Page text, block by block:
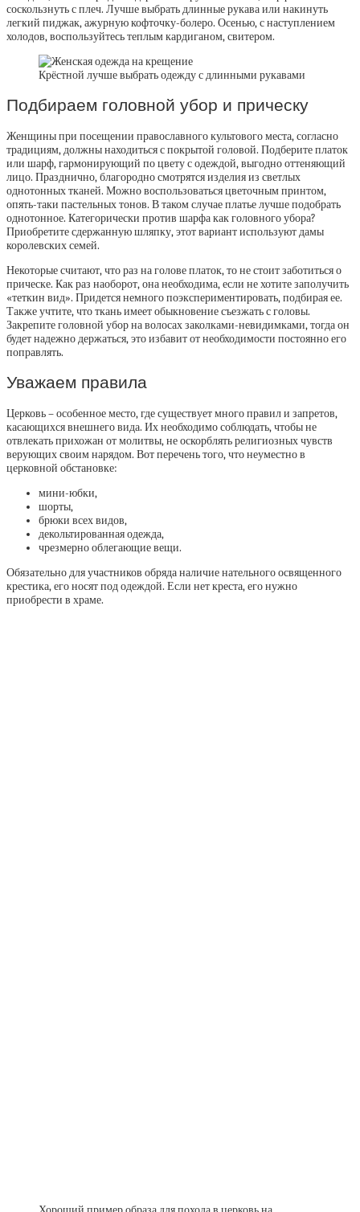
соскользнуть с плеч. Лучше выбрать длинные рукава или накинуть
легкий пиджак, ажурную кофточку-болеро. Осенью, с наступлением
холодов, воспользуйтесь теплым кардиганом, свитером.
Крёстной лучше выбрать одежду с длинными рукавами
Подбираем головной убор и прическу
Женщины при посещении православного культового места, согласно
традициям, должны находиться с покрытой головой. Подберите платок
или шарф, гармонирующий по цвету с одеждой, выгодно оттеняющий
лицо. Празднично, благородно смотрятся изделия из светлых
однотонных тканей. Можно воспользоваться цветочным принтом,
опять-таки пастельных тонов. В таком случае платье лучше подобрать
однотонное. Категорически против шарфа как головного убора?
Приобретите сдержанную шляпку, этот вариант используют дамы
королевских семей.
Некоторые считают, что раз на голове платок, то не стоит заботиться о
прическе. Как раз наоборот, она необходима, если не хотите заполучить
«теткин вид». Придется немного поэкспериментировать, подбирая ее.
Также учтите, что ткань имеет обыкновение съезжать с головы.
Закрепите головной убор на волосах заколками-невидимками, тогда он
будет надежно держаться, это избавит от необходимости постоянно его
поправлять.
Уважаем правила
Церковь – особенное место, где существует много правил и запретов,
касающихся внешнего вида. Их необходимо соблюдать, чтобы не
отвлекать прихожан от молитвы, не оскорблять религиозных чувств
верующих своим нарядом. Вот перечень того, что неуместно в
церковной обстановке:
мини-юбки,
шорты,
брюки всех видов,
декольтированная одежда,
чрезмерно облегающие вещи.
Обязательно для участников обряда наличие нательного освященного
крестика, его носят под одеждой. Если нет креста, его нужно
приобрести в храме.